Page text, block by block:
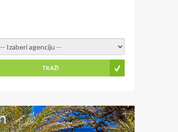
- izaberi agenciju -
TRAŽI